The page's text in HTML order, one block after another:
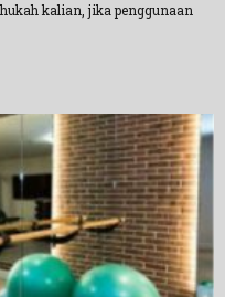
kalian, jika penggunaan